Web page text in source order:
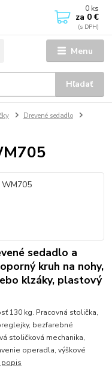
Menu
Hľadať
0 ks
za 0 €
Drevené sedadlo
sedadlo a
kruh na nohy,
klzáky, plastový
130 kg. Pracovná stolička,
bezfarebné
stoličková mechanika,
operadla, výškové
popis